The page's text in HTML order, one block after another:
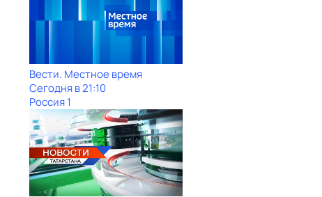
Вести. Местное время
Сегодня в 21:10
Россия 1